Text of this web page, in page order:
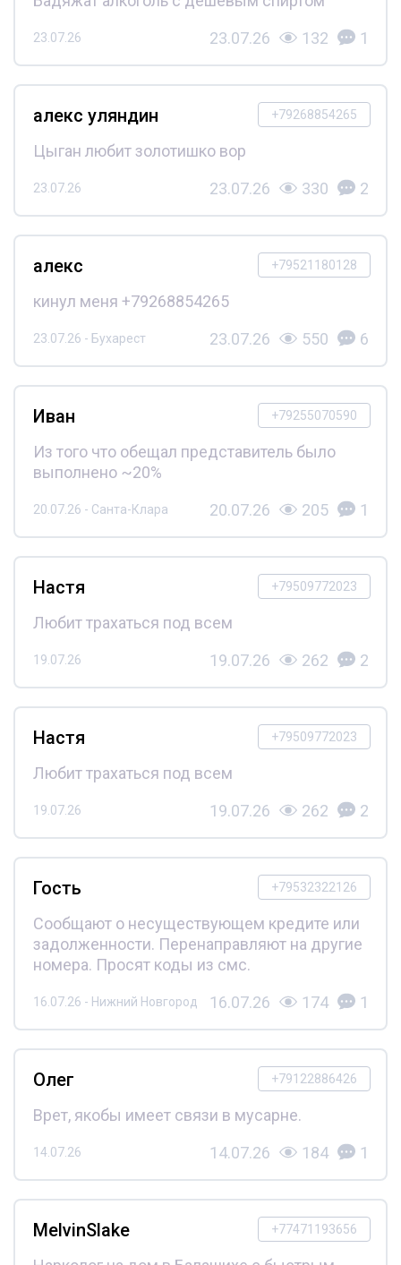
23.07.26 23.07.26 132 1
+79268854265
алекс уляндин
Цыган любит золотишко вор
23.07.26 23.07.26 330 2
+79521180128
алекс
кинул меня +79268854265
23.07.26 - Бухарест 23.07.26 550 6
+79255070590
Иван
Из того что обещал представитель было
выполнено ~20%
20.07.26 - Санта-Клара 20.07.26 205 1
+79509772023
Настя
Любит трахаться под всем
19.07.26 19.07.26 262 2
+79509772023
Настя
Любит трахаться под всем
19.07.26 19.07.26 262 2
+79532322126
Гость
Сообщают о несуществующем кредите или
задолженности. Перенаправляют на другие
номера. Просят коды из смс.
16.07.26 - Нижний Новгород 16.07.26 174 1
+79122886426
Олег
Врет, якобы имеет связи в мусарне.
14.07.26 14.07.26 184 1
+77471193656
MelvinSlake